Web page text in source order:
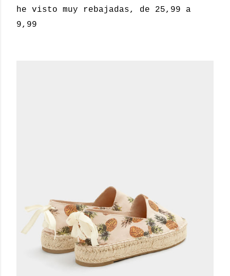
he visto muy rebajadas, de 25,99 a
9,99